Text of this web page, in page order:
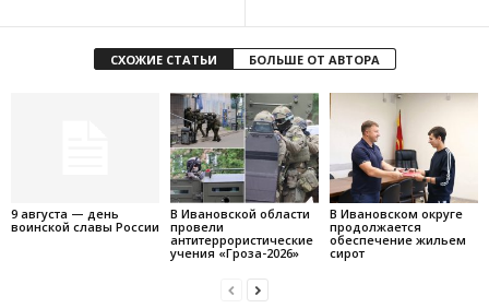
СХОЖИЕ СТАТЬИ БОЛЬШЕ ОТ АВТОРА
9 августа — день
воинской славы России
В Ивановской области
провели
антитеррористические
учения «Гроза-2026»
В Ивановском округе
продолжается
обеспечение жильем
сирот